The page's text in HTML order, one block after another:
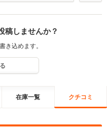
お願い致します。
稿しませんか？
き込めます。
在庫一覧 クチコミ